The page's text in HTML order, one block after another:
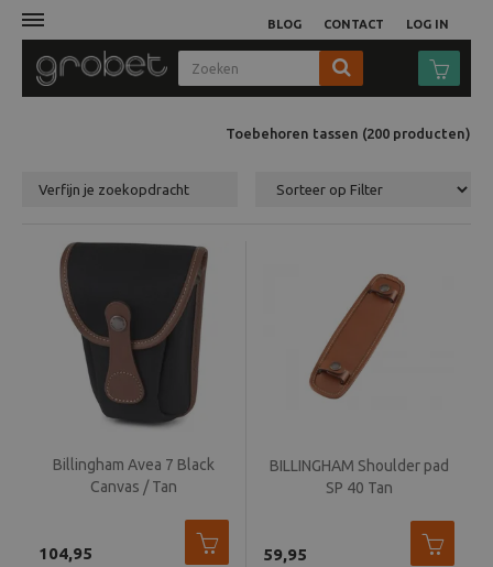
LOG IN
BLOG CONTACT
Fotocamera
Objectieven
Video
Tassen
Statieven
Studio
Beeld en bewerking
Toebehoren tassen (200 producten)
Verfijn je zoekopdracht
Billingham Avea 7 Black
Canvas / Tan
104,95
BILLINGHAM Shoulder pad
SP 40 Tan
59,95